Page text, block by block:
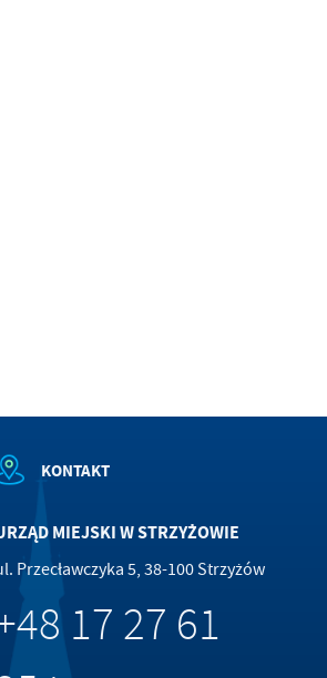
KONTAKT
MIEJSKI W STRZYŻOWIE
Przecławczyka 5, 38-100 Strzyżów
17 27 61